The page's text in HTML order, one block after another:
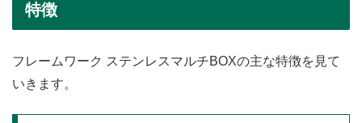
特徴
フレームワーク ステンレスマルチBOXの主な特徴を見て
いきます。